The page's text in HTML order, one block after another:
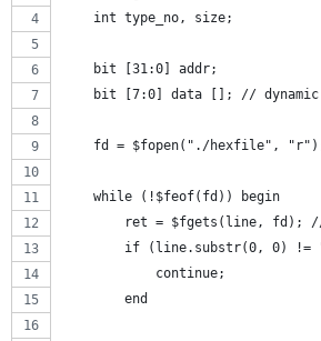
    int type_no, size;
    bit [31:0] addr;
bit [7:0] data []; //
fd = $fopen("./hexfile",
    while (!$feof(fd)) begin
ret = $fgets(line, fd);
if (line.substr(0, 0) !=
            continue;
        end